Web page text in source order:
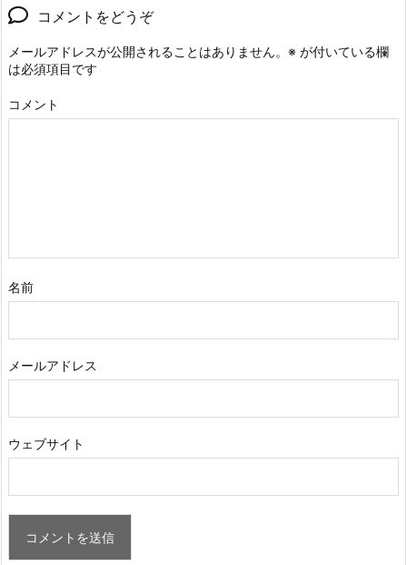
コメントをどうぞ
メールアドレスが公開されることはありません。 ※ が付いている欄
は必須項目です
コメント
名前
メールアドレス
ウェブサイト